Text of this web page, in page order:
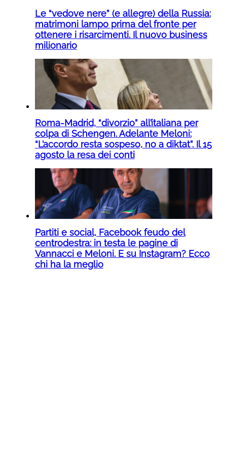
Le “vedove nere” (e allegre) della Russia:
matrimoni lampo prima del fronte per
ottenere i risarcimenti. Il nuovo business
milionario
Roma-Madrid, “divorzio” all’italiana per
colpa di Schengen. Adelante Meloni:
“L’accordo resta sospeso, no a diktat”. Il 15
agosto la resa dei conti
Partiti e social, Facebook feudo del
centrodestra: in testa le pagine di
Vannacci e Meloni. E su Instagram? Ecco
chi ha la meglio